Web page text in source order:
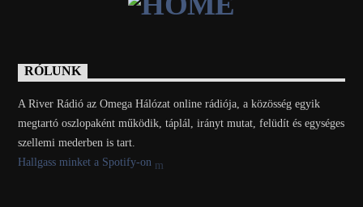
RÓLUNK
A River Rádió az Omega Hálózat online rádiója, a közösség egyik
megtartó oszlopaként működik, táplál, irányt mutat, felüdít és egységes
szellemi mederben is tart.
Hallgass minket a Spotify-on